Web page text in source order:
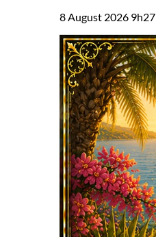
8 August 2026 9h27